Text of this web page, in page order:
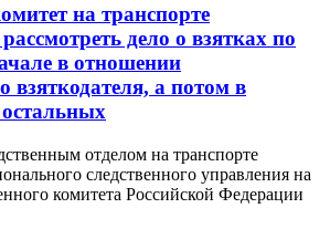
на транспорте
дело о взятках по
в отношении
взяткодателя, а потом в
отделом на транспорте
следственного управления на
комитета Российской Федерации